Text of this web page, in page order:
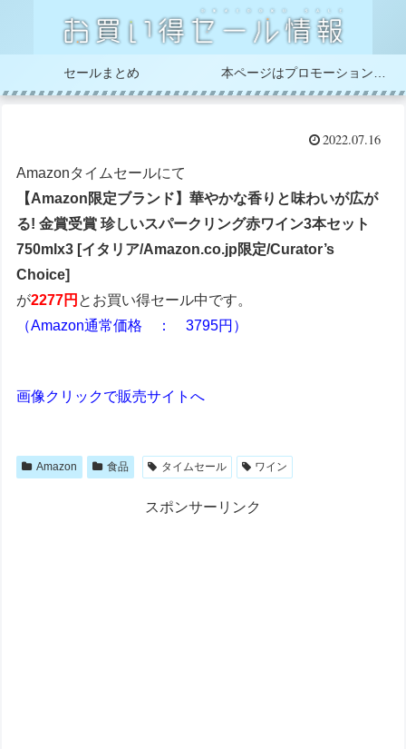
セールまとめ
2022.07.16
Amazonタイムセールにて
【Amazon限定ブランド】華やかな香りと味わいが広が
る! 金賞受賞 珍しいスパークリング赤ワイン3本セット
750mlx3 [イタリア/Amazon.co.jp限定/Curator’s
Choice]
が2277円 とお買い得セール中です。
（Amazon通常価格 ： 3795円）
画像クリックで販売サイトへ
Amazon 食品 タイムセール ワイン
スポンサーリンク